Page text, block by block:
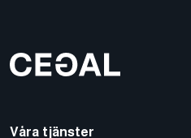
Våra tjänster